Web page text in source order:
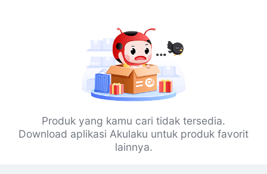
Produk yang kamu cari tidak tersedia.
Download aplikasi Akulaku untuk produk favorit
lainnya.